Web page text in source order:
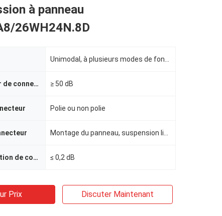
à panneau
26WH24N.8D
Perte de retour de connecteur ≥ 50 dB
Polie ou non polie
Perte par insertion de connecteur ≤ 0,2 dB
Prix Discuter Maintenant